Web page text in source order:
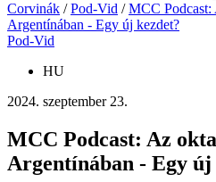
Corvinák /Pod-Vid /MCC Podcast:
Argentínában - Egy új kezdet?
Pod-Vid
HU
2024. szeptember 23.
MCC Podcast: Az
Argentínában - Egy új